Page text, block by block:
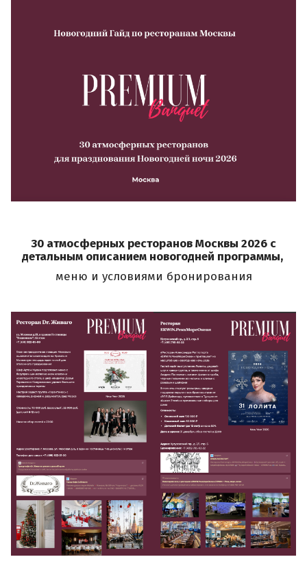
30 атмосферных ресторанов Москвы 2026 с
детальным описанием новогодней программы,
меню и условиями бронирования